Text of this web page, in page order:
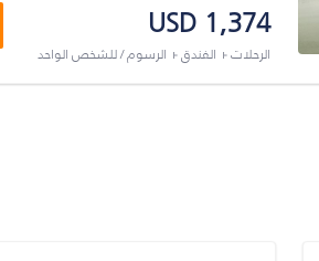
USD 1,374
الرحلات + الفندق + الرسوم / للشخص الواحد